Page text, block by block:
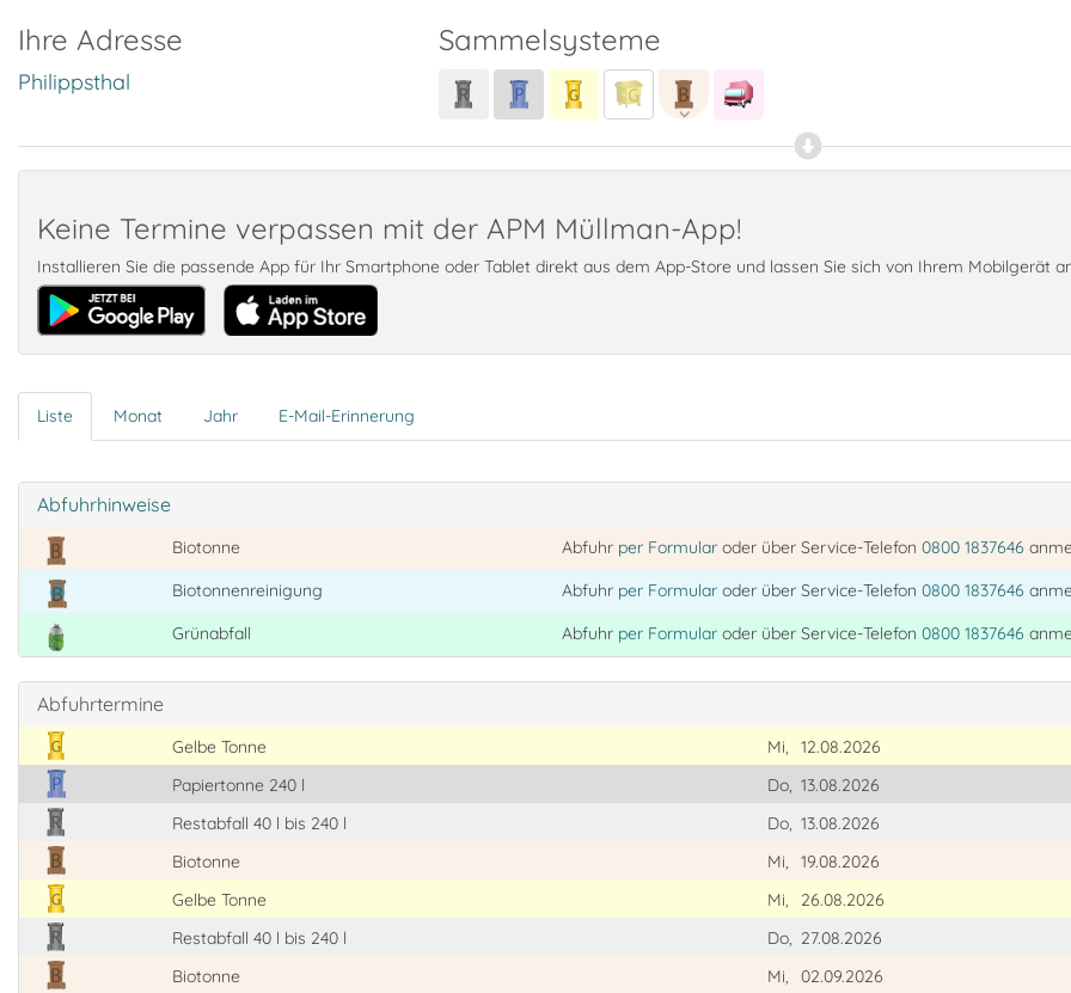
Ihre Adresse
Philippsthal
Sammelsysteme
Keine Termine verpassen mit der APM Müllman-App!
Installieren Sie die passende App für Ihr Smartphone oder Tablet direkt aus dem App-Store und lassen Sie sich von Ihrem Mobilgerät
Liste Monat Jahr E-Mail-Erinnerung
Abfuhrhinweise
Biotonne Abfuhr per Formularoder über Service-Telefon 0800 1837646
Biotonnenreinigung
Abfuhr per Formularoder über Service-Telefon 0800 1837646
Grünabfall
Abfuhr per Formularoder über Service-Telefon 0800 1837646
Abfuhrtermine
Gelbe Tonne Mi,
12.08.2026
Papiertonne 240 l
Do, 13.08.2026
Restabfall 40 l bis 240 l
Do, 13.08.2026
Biotonne
Mi,
19.08.2026
Gelbe Tonne
Mi,
26.08.2026
Restabfall 40 l bis 240 l
Do, 27.08.2026
Biotonne
Mi,
02.09.2026